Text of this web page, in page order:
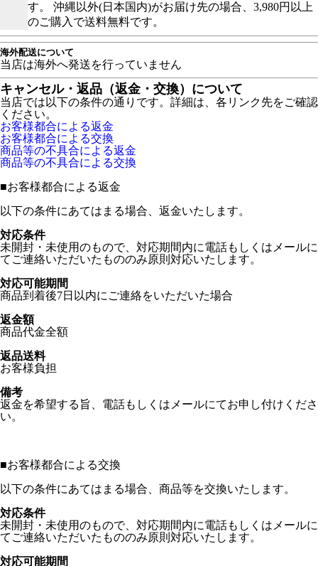
す。 沖縄以外(日本国内)がお届け先の場合、3,980円以上
のご購入で送料無料です。
海外配送について
当店は海外へ発送を行っていません
キャンセル・返品（返金・交換）について
当店では以下の条件の通りです。詳細は、各リンク先をご確認
ください。
お客様都合による返金
お客様都合による交換
商品等の不具合による返金
商品等の不具合による交換
■お客様都合による返金
以下の条件にあてはまる場合、返金いたします。
対応条件
未開封・未使用のもので、対応期間内に電話もしくはメールに
てご連絡いただいたもののみ原則対応いたします。
対応可能期間
商品到着後7日以内にご連絡をいただいた場合
返金額
商品代金全額
返品送料
お客様負担
備考
返金を希望する旨、電話もしくはメールにてお申し付けくださ
い。
■お客様都合による交換
以下の条件にあてはまる場合、商品等を交換いたします。
対応条件
未開封・未使用のもので、対応期間内に電話もしくはメールに
てご連絡いただいたもののみ原則対応いたします。
対応可能期間